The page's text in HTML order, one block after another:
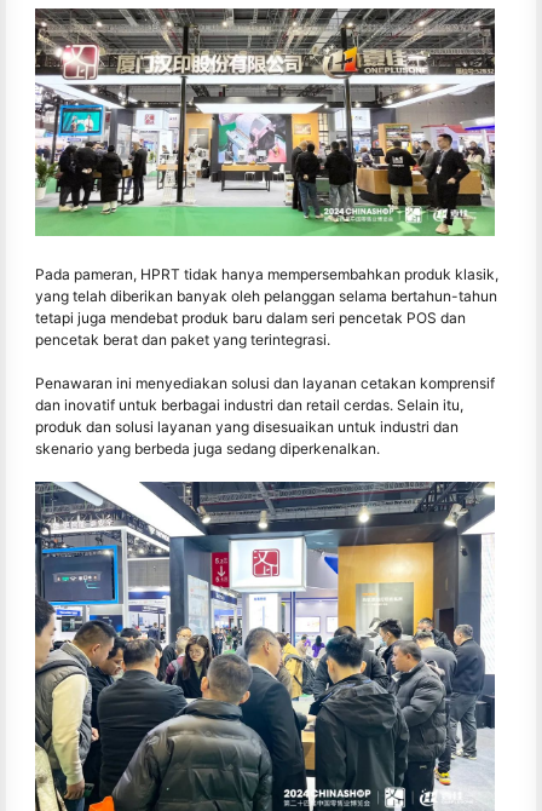
Pada pameran, HPRT tidak hanya mempersembahkan produk klasik,
yang telah diberikan banyak oleh pelanggan selama bertahun-tahun
tetapi juga mendebat produk baru dalam seri pencetak POS dan
pencetak berat dan paket yang terintegrasi.
Penawaran ini menyediakan solusi dan layanan cetakan komprensif
dan inovatif untuk berbagai industri dan retail cerdas. Selain itu,
produk dan solusi layanan yang disesuaikan untuk industri dan
skenario yang berbeda juga sedang diperkenalkan.